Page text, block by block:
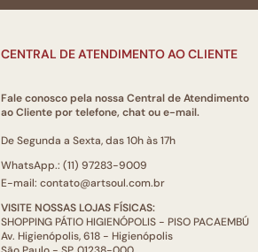
CENTRAL DE ATENDIMENTO AO CLIENTE
Fale conosco pela nossa Central de Atendimento
ao Cliente por telefone, chat ou e-mail.
De Segunda a Sexta, das 10h às 17h
WhatsApp.: (11) 97283-9009
E-mail: contato@artsoul.com.br
VISITE NOSSAS LOJAS FÍSICAS:
SHOPPING PÁTIO HIGIENÓPOLIS - PISO PACAEMBÚ
Av. Higienópolis, 618 - Higienópolis